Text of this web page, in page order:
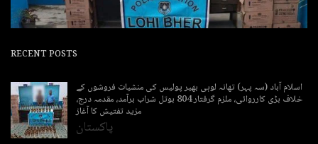
RECENT POSTS
اسلام آباد (سہ پہر) تھانہ لوہی بھیر پولیس کی منشیات فروشوں کے
خلاف بڑی کارروائی، ملزم گرفتار 804 بوتل شراب برآمد، مقدمہ درج،
مزید تفتیش کا آغاز
پاکستان